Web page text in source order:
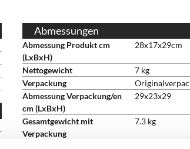
Abmessungen
Abmessung Produkt cm
(LxBxH)
28x17x29cm
Nettogewicht
7 kg
Verpackung
Abmessung Verpackung/en
cm (LxBxH)
29x23x29
Gesamtgewicht mit
Verpackung
7.3 kg